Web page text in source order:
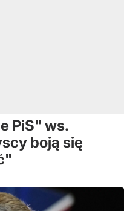
PiS" ws.
boją się